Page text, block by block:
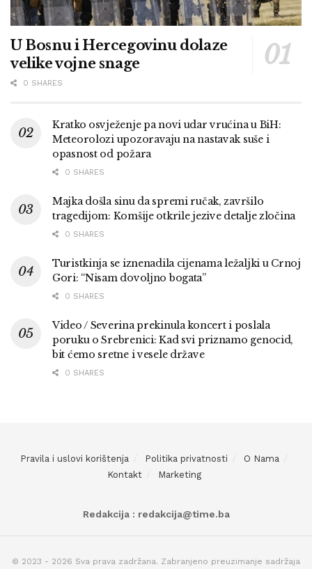
U Bosnu i Hercegovinu dolaze
velike vojne snage
0 SHARES
Kratko osvježenje pa novi udar vrućina u BiH:
Meteorolozi upozoravaju na nastavak suše i
opasnost od požara
0 SHARES
Majka došla sinu da spremi ručak, završilo
tragedijom: Komšije otkrile jezive detalje zločina
0 SHARES
Turistkinja se iznenadila cijenama ležaljki u Crnoj
Gori: “Nisam dovoljno bogata”
0 SHARES
Video / Severina prekinula koncert i poslala
poruku o Srebrenici: Kad svi priznamo genocid,
bit ćemo sretne i vesele države
0 SHARES
Pravila i uslovi korištenja Politika privatnosti
O Nama
Kontakt
Marketing
Redakcija : redakcija@time.ba
© 2023 - 2026 Sva prava zadržana. Zabranjeno preuzimanje sadržaja